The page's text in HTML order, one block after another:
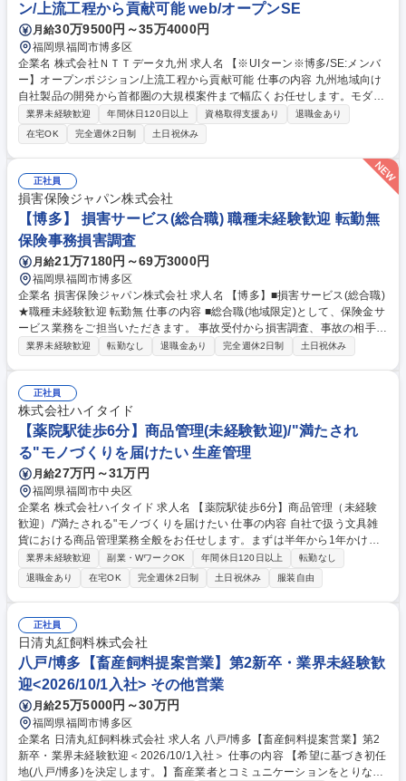
ン/上流工程から貢献可能 web/オープンSE
月給30万9500円～35万4000円
福岡県福岡市博多区
企業名 株式会社ＮＴＴデータ九州 求人名 【※UIターン※博多/SE:メンバ
ー】オープンポジション/上流工程から貢献可能 仕事の内容 九州地域向け
自社製品の開発から首都圏の大規模案件まで幅広くお任せします。モダン
技術を活用し、上流から最先端のシステム開発に挑戦できる環境です。
【詳細】 ■公共：九州の自治体向けシステム開発、中央省庁向け大規模開
発 ■金融：地場金融機関の業務システム、ネットバンキング等の開発 ■法
人：九州を代表する大手企業の基幹システム開発・保守 ■文教：大学・図
書館向け自社パッケージ（LiveCampus等）開発 ■DX：AWS等を活用し
たDXソリューション開発、データ活用支援 ■上流工程から企画・設計、開
発、保守まで一貫して携わります。 募集職種 【※UIターン※博多/SE:メ
ンバー】オープンポジション/上流工程から貢献可能
業界未経験歓迎 年間休日120日以上 資格取得支援あり
退職金あり
在宅OK
完全週休2日制 土日祝休み
正社員
損害保険ジャパン株式会社
【博多】 損害サービス(総合職) 職種未経験歓迎 転勤無
保険事務損害調査
月給21万7180円～69万3000円
福岡県福岡市博多区
企業名 損害保険ジャパン株式会社 求人名 【博多】■損害サービス(総合職)
★職種未経験歓迎 転勤無 仕事の内容 ■総合職(地域限定)として、保険金サ
ービス業務をご担当いただきます。 事故受付から損害調査、事故の相手方
との交渉などを行い、保険金のお支払いまでを行います。単に保険金をお
対応の最前線です。 ■研修体制： OJT担当が付きながら、最初はシンプル
な案件からお任せしていきますので、未経験の方でもしっかりキャッチア
ップいただける環境です。 ※総合職の為、損害サービス以外のポジション
への異動可能性あり 募集職種 【博多】■損害サービス(総合職) ★職種未経
験歓迎 転勤無
業界未経験歓迎 転勤なし 退職金あり 完全週休2日制 土日祝休み
正社員
株式会社ハイタイド
【薬院駅徒歩6分】商品管理(未経験歓迎)/"満たされ
る"モノづくりを届けたい 生産管理
月給27万円～31万円
福岡県福岡市中央区
企業名 株式会社ハイタイド 求人名 【薬院駅徒歩6分】商品管理（未経験
歓迎）/"満たされる"モノづくりを届けたい 仕事の内容 自社で扱う文具雑
貨における商品管理業務全般をお任せします。まずは半年から1年かけて
商品の受入や検品などの業務を段階的に習得していただきます。扱う商品
は多種多様、様々な製品に携わることが出来ます。 ≪詳細≫■資材の管
理・発注、納期の管理・調整 ■入荷した商品のチェック（検品）および不
具合時の工場対応 ■自社システムへのデータ入力、在庫管理・棚卸作業 ■
運送会社や倉庫、外部作業所との連携・スケジュール管理 ■社用車（ハイ
エース）を運転してのサンプル品運搬（月4回程度、片道50分ほど。15～
20kgの運搬を伴う） など、商品管理に関わる幅広い業務に携わります。
募集職種 【薬院駅徒歩6分】商品管理（未経験歓迎）/"満たされる"モノづ
くりを届けたい
業界未経験歓迎 副業・WワークOK 年間休日120日以上
転勤なし
退職金あり
在宅OK 完全週休2日制 土日祝休み 服装自由
正社員
日清丸紅飼料株式会社
八戸/博多【畜産飼料提案営業】第2新卒・業界未経験歓
迎<2026/10/1入社> その他営業
月給25万5000円～30万円
福岡県福岡市博多区
企業名 日清丸紅飼料株式会社 求人名 八戸/博多【畜産飼料提案営業】第2
新卒・業界未経験歓迎＜2026/10/1入社＞ 仕事の内容 【希望に基づき初任
地(八戸/博多)を決定します。】畜産業者とコミュニケーションをとりなが